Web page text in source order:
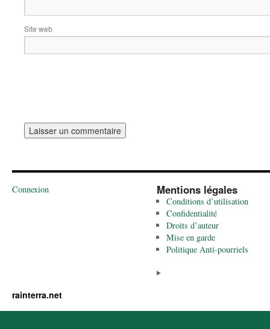
Site web
Connexion Mentions légales
Conditions d’utilisation
Confidentialité
Droits d’auteur
Mise en garde
Politique Anti-pourriels
rainterra.net